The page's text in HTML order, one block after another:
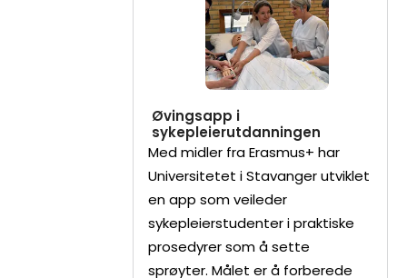
Øvingsapp i
sykepleierutdanningen
Med midler fra Erasmus+ har
Universitetet i Stavanger utviklet
en app som veileder
sykepleierstudenter i praktiske
prosedyrer som å sette
sprøyter. Målet er å forberede